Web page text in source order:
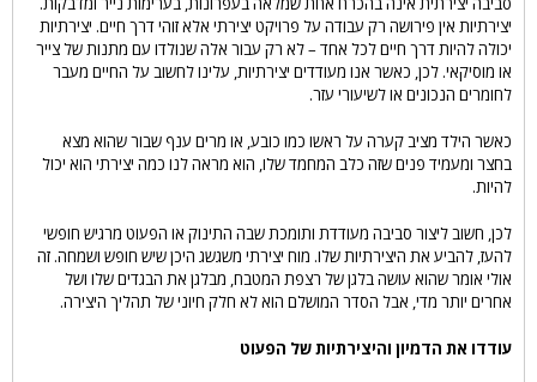
יצירתיות אין פירושה רק עבודה על פרויקט יצירתי אלא זוהי דרך חיים. יצירתיות
יכולה להיות דרך חיים לכל אחד – לא רק עבור אלה שנולדו עם מתנות של צייר
או מוסיקאי. לכן, כאשר אנו מעודדים יצירתיות, עלינו לחשוב על החיים מעבר
לחומרים הנכונים או לשיעורי עזר.
כאשר הילד מציב קערה על ראשו כמו כובע, או מרים ענף שבור שהוא מצא
בחצר ומעמיד פנים שזה כלב המחמד שלו, הוא מראה לנו כמה יצירתי הוא יכול
להיות.
לכן, חשוב ליצור סביבה מעודדת ותומכת שבה התינוק או הפעוט מרגיש חופשי
להעז, להביע את היצירתיות שלו. מוח יצירתי משגשג היכן שיש חופש ושמחה. זה
אולי אומר שהוא עושה בלגן של רצפת המטבח, מבלגן את הבגדים שלו ושל
אחרים יותר מדי, אבל הסדר המושלם הוא לא חלק חיוני של תהליך היצירה.
עודדו את הדמיון והיצירתיות של הפעוט